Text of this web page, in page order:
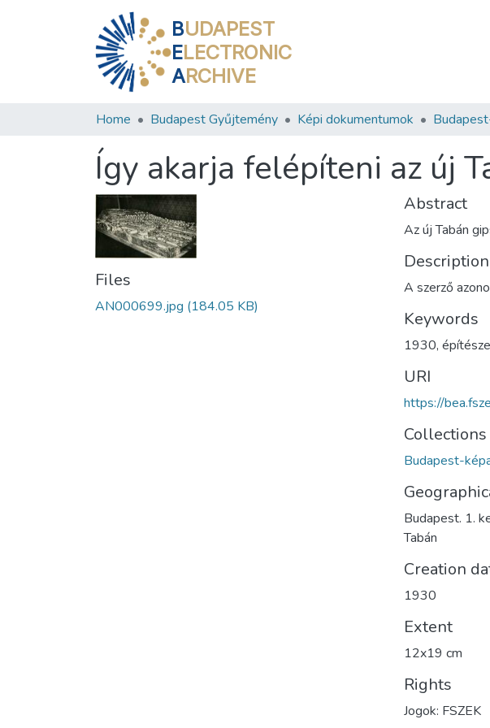
BUDAPEST
ELECTRONIC
ARCHIVE
Home Budapest Gyűjtemény Képi dokumentumok
Így akarja felépíteni az új
Files
AN000699.jpg (184.05 KB)
Abstract
Az új Tabán
Description
A szerző
Keywords
1930,
URI
https://
Collections
Budapest-
Budapest. 1.
Tabán
Creation
1930
Extent
12x19 cm
Rights
Jogok: FSZEK